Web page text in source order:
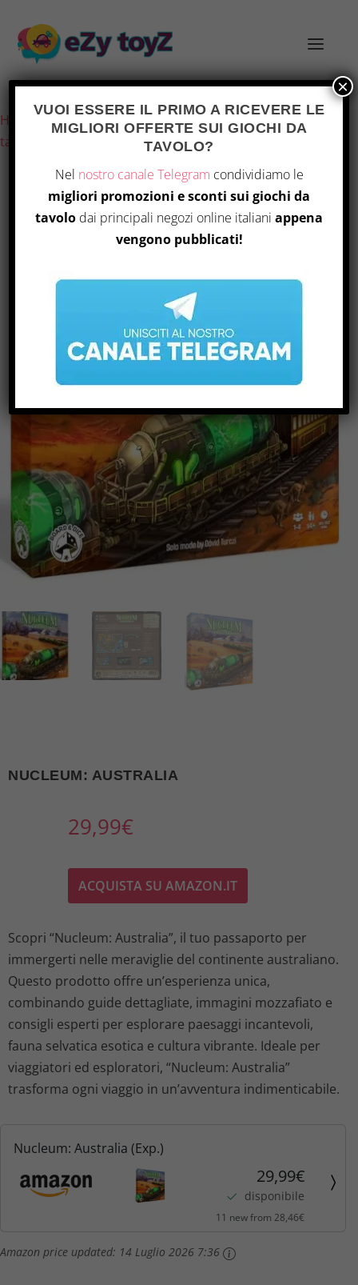
Home /Giochi e giocattoli/Giochi di società/Giochi da
tavolo
/ Nucleum: Australia
NUCLEUM: AUSTRALIA
29,99€
ACQUISTA SU AMAZON.IT
Scopri “Nucleum: Australia”, il tuo passaporto per
immergerti nelle meraviglie del continente australiano.
Questo prodotto offre un’esperienza unica,
combinando guide dettagliate, immagini mozzafiato e
consigli esperti per esplorare paesaggi incantevoli,
fauna selvatica esotica e cultura vibrante. Ideale per
viaggiatori ed esploratori, “Nucleum: Australia”
trasforma ogni viaggio in un’avventura indimenticabile.
Nucleum: Australia (Exp.)
29,99€
disponibile
11 new from 28,46€
Amazon price updated: 14 Luglio 2026 7:36
VUOI ESSERE IL PRIMO A RICEVERE LE
MIGLIORI OFFERTE SUI GIOCHI DA
TAVOLO?
Nel nostro canale Telegram condividiamo le
migliori promozioni e sconti sui giochi da
tavolo dai principali negozi online italiani appena
vengono pubblicati!
×